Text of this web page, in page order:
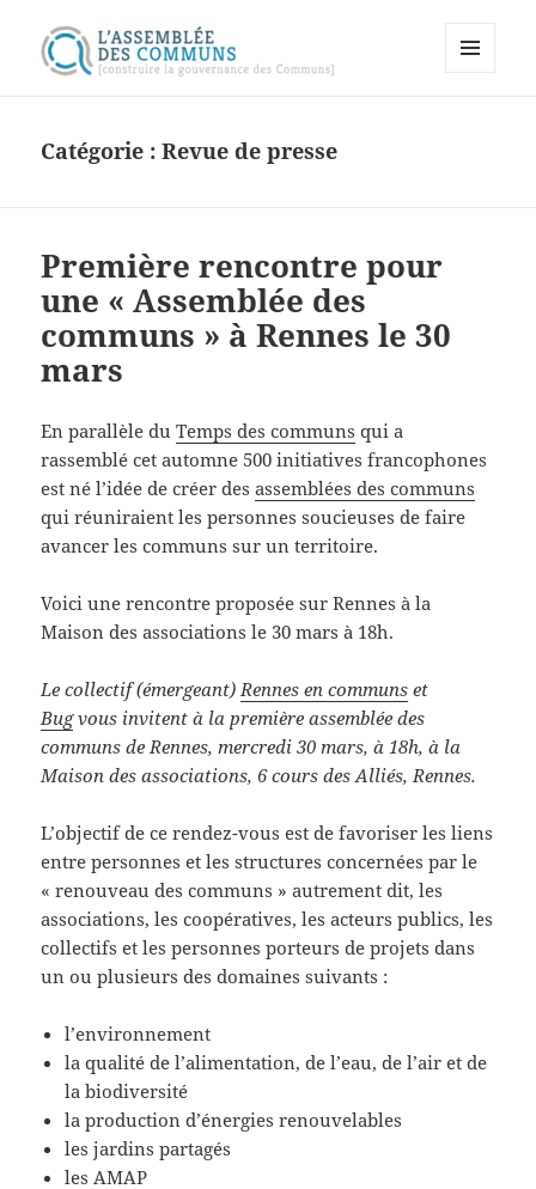
Catégorie :Revue de presse
Première rencontre pour
une « Assemblée des
communs » à Rennes le 30
mars
En parallèle duTemps des communs qui a
rassemblé cet automne 500 initiatives francophones
est né l’idée de créer desassemblées des communs
qui réuniraient les personnes soucieuses de faire
avancer les communs sur un territoire.
Voici une rencontre proposée sur Rennes à la
Maison des associations le 30 mars à 18h.
Le collectif (émergeant)Rennes en communs et
Bugvous invitent à la première assemblée des
communs de Rennes, mercredi 30 mars, à 18h, à la
Maison des associations, 6 cours des Alliés, Rennes.
L’objectif de ce rendez-vous est de favoriser les liens
entre personnes et les structures concernées par le
« renouveau des communs » autrement dit, les
associations, les coopératives, les acteurs publics, les
collectifs et les personnes porteurs de projets dans
un ou plusieurs des domaines suivants :
l’environnement
la qualité de l’alimentation, de l’eau, de l’air et de
la biodiversité
la production d’énergies renouvelables
les jardins partagés
les AMAP